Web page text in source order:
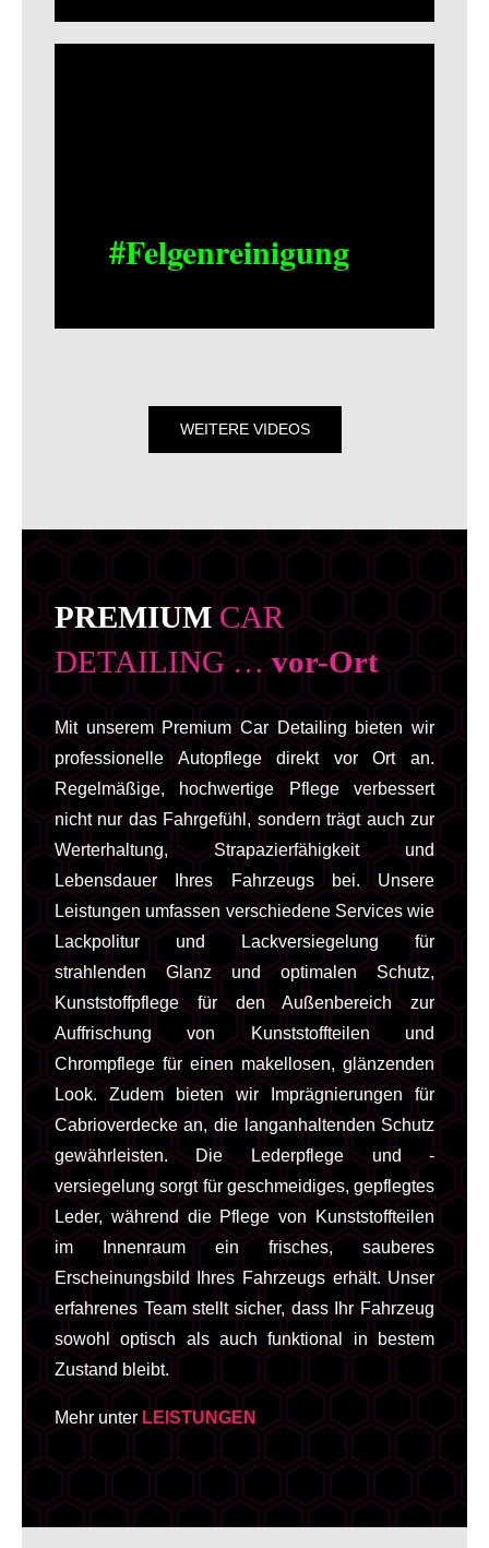
#Felgenreinigung
WEITERE VIDEOS
PREMIUM CAR
DETAILING … vor-Ort
Mit unserem Premium Car Detailing bieten wir
professionelle Autopflege direkt vor Ort an.
Regelmäßige, hochwertige Pflege verbessert
nicht nur das Fahrgefühl, sondern trägt auch zur
Werterhaltung, Strapazierfähigkeit und
Lebensdauer Ihres Fahrzeugs bei. Unsere
Leistungen umfassen verschiedene Services wie
Lackpolitur und Lackversiegelung für
strahlenden Glanz und optimalen Schutz,
Kunststoffpflege für den Außenbereich zur
Auffrischung von Kunststoffteilen und
Chrompflege für einen makellosen, glänzenden
Look. Zudem bieten wir Imprägnierungen für
Cabrioverdecke an, die langanhaltenden Schutz
gewährleisten. Die Lederpflege und -
versiegelung sorgt für geschmeidiges, gepflegtes
Leder, während die Pflege von Kunststoffteilen
im Innenraum ein frisches, sauberes
Erscheinungsbild Ihres Fahrzeugs erhält. Unser
erfahrenes Team stellt sicher, dass Ihr Fahrzeug
sowohl optisch als auch funktional in bestem
Zustand bleibt.
Mehr unter LEISTUNGEN